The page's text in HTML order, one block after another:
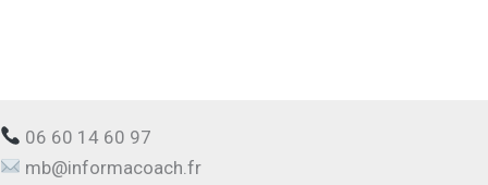
06 60 14 60 97
mb@informacoach.fr